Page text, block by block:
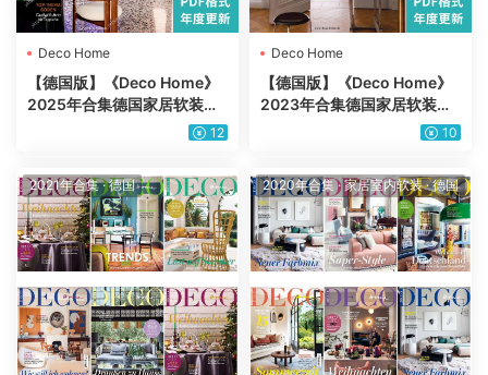
Deco Home
【德国版】《Deco Home》
2025年合集德国家居软装室
内设计家具装饰灵感装修参考
12
Deco Home
【德国版】《Deco Home》
2023年合集德国家居软装室
内设计家具装饰灵感装修参考
10
2021年合集·德国 2020年合集· 家居室内软装·德国